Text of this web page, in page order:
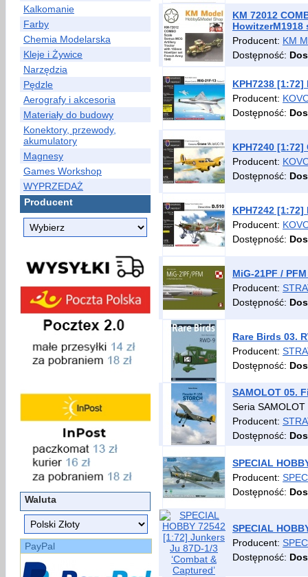
Kalkomanie
Farby
Chemia Modelarska
Kleje i Żywice
Narzędzia
Pędzle
Aerografy i akcesoria
Materiały do budowy
Konektory, przewody,
akumulatory
Magnesy
Games Workshop
WYPRZEDAŻ
Producent
Waluta
PayPal
KM 72012
HowitzerM1918
Producent: KM
Dostępność:
KPH7238
Producent:
Dostępność:
KPH7240 [1:72]
Producent:
Dostępność:
KPH7242
Producent:
Dostępność:
MiG-21PF /
Producent:
Dostępność:
Rare Birds 03.
Producent:
Dostępność:
SAMOLOT 05.
Seria SAMOLOT
Producent:
Dostępność:
SPECIAL
Producent:
Dostępność:
SPECIAL
Producent:
Dostępność: